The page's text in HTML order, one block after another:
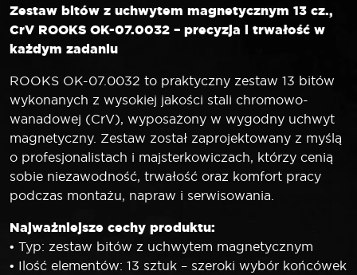
Zestaw bitów z uchwytem magnetycznym 13 cz.,
CrV ROOKS OK-07.0032 – precyzja i trwałość w
każdym zadaniu
ROOKS OK-07.0032 to praktyczny zestaw 13 bitów
wykonanych z wysokiej jakości stali chromowo-
wanadowej (CrV), wyposażony w wygodny uchwyt
magnetyczny. Zestaw został zaprojektowany z myślą
o profesjonalistach i majsterkowiczach, którzy cenią
sobie niezawodność, trwałość oraz komfort pracy
podczas montażu, napraw i serwisowania.
Najważniejsze cechy produktu:
• Typ: zestaw bitów z uchwytem magnetycznym
• Ilość elementów: 13 sztuk – szeroki wybór końcówek